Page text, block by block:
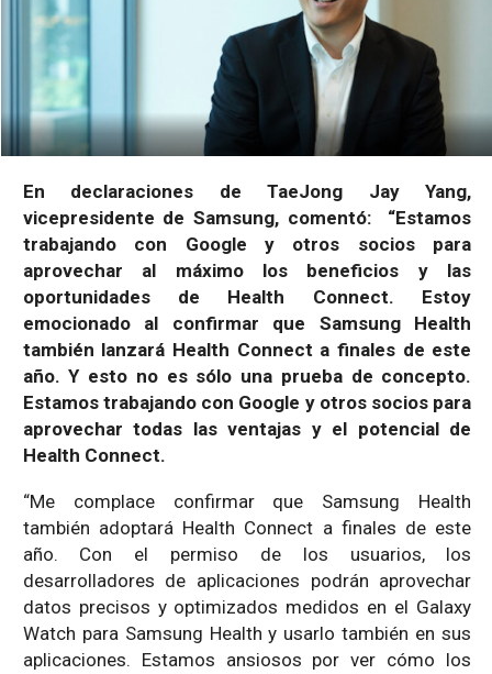
En declaraciones de TaeJong Jay Yang,
vicepresidente de Samsung, comentó: “Estamos
trabajando con Google y otros socios para
aprovechar al máximo los beneficios y las
oportunidades de Health Connect. Estoy
emocionado al confirmar que Samsung Health
también lanzará Health Connect a finales de este
año.Y esto no es sólo una prueba de concepto.
Estamos trabajando con Google y otros socios para
aprovechar todas las ventajas y el potencial de
Health Connect.
“Me complace confirmar que Samsung Health
también adoptará Health Connect a finales de este
año. Con el permiso de los usuarios, los
desarrolladores de aplicaciones podrán aprovechar
datos precisos y optimizados medidos en el Galaxy
Watch para Samsung Health y usarlo también en sus
aplicaciones. Estamos ansiosos por ver cómo los